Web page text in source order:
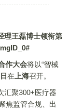
理王磊博士领衔第
作大会将以“智械
在 上海召开。
聚300+医疗器
焦监管合规、出